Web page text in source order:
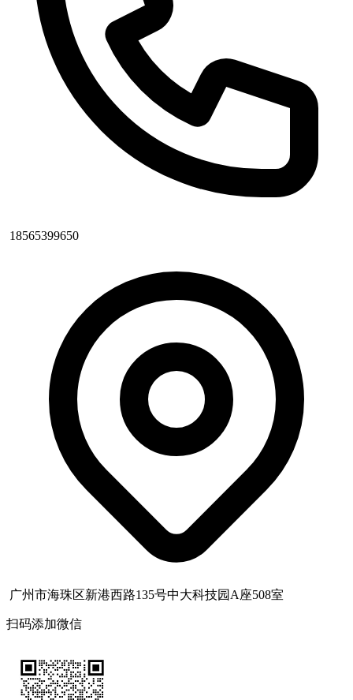
18565399650
广州市海珠区新港西路135号中大科技园A座508室
扫码添加微信